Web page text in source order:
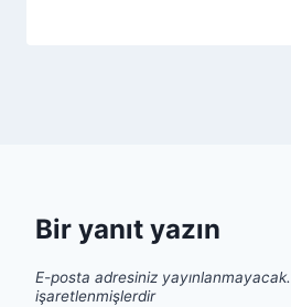
Bir yanıt yazın
E-posta adresiniz yayınlanmayacak.
işaretlenmişlerdir